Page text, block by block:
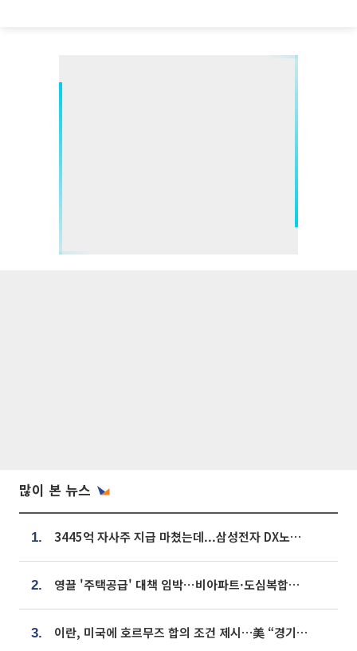
많이 본 뉴스
1. 3445억 자사주 지급 마쳤는데...삼성전자 DX노조, 뒤늦은 '떼쓰기 집회'
2. 영끌 '주택공급' 대책 임박⋯비아파트·도심복합까지 총동원
3. 이란, 미국에 호르무즈 합의 조건 제시…美 “경기 아직 안 끝나” [종합]